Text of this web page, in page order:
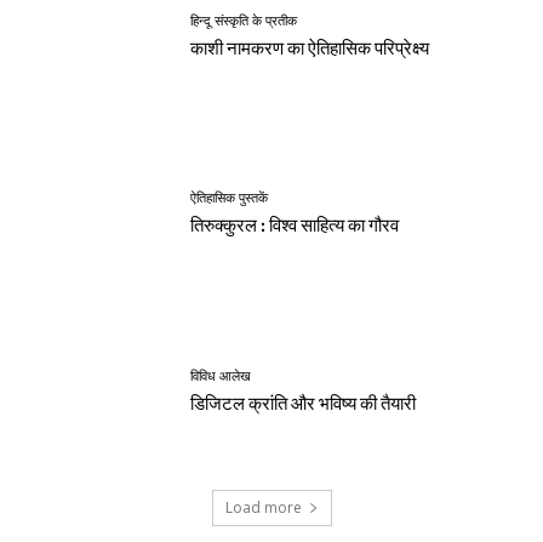
हिन्दू संस्कृति के प्रतीक
काशी नामकरण का ऐतिहासिक परिप्रेक्ष्य
ऐतिहासिक पुस्तकें
तिरुक्कुरल : विश्व साहित्य का गौरव
विविध आलेख
डिजिटल क्रांति और भविष्य की तैयारी
Load more